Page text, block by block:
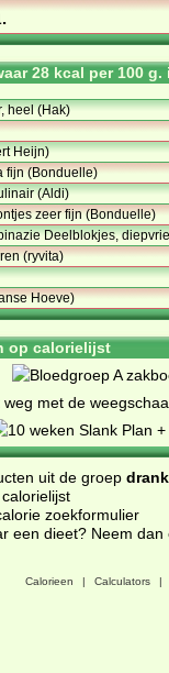
28 kcal per 100
heel (Hak)
Heijn)
fijn (Bonduelle)
(Aldi)
zeer fijn (Bonduelle)
Deelblokjes, diepvrie
(ryvita)
Hoeve)
op calorielijst
uit de groep
zoekformulier
een dieet? Neem
Calorieen | Calculators |